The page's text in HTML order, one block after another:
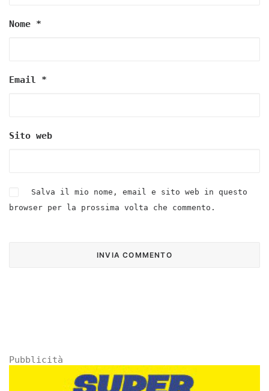
Nome *
Email *
Sito web
Salva il mio nome, email e sito web in questo
browser per la prossima volta che commento.
Pubblicità